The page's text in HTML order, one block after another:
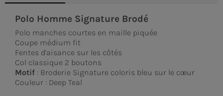
Polo Homme Signature Brodé
Polo manches courtes en maille piquée
Coupe médium fit
Fentes d'aisance sur les côtés
Col classique 2 boutons
Motif : Broderie Signature coloris bleu sur le cœur
Couleur : Deep Teal